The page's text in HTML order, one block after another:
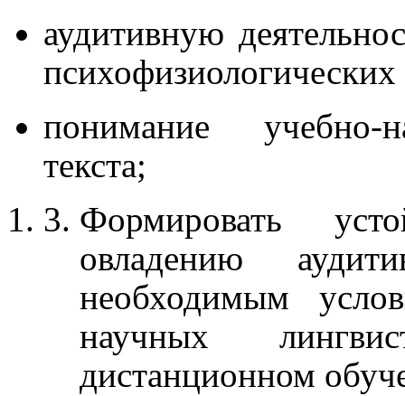
аудитивную
понимание учебно-
текста;
Формировать
овладению
необходимым
научных
дистанционном